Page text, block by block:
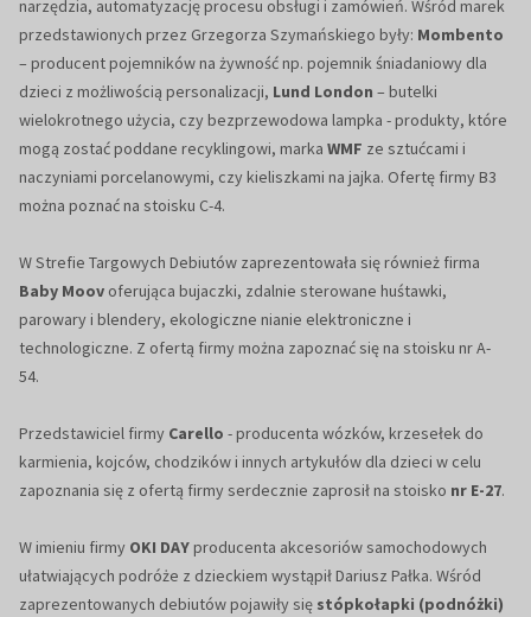
narzędzia, automatyzację procesu obsługi i zamówień. Wśród marek
przedstawionych przez Grzegorza Szymańskiego były: Mombento
– producent pojemników na żywność np. pojemnik śniadaniowy dla
dzieci z możliwością personalizacji, Lund London – butelki
wielokrotnego użycia, czy bezprzewodowa lampka - produkty, które
mogą zostać poddane recyklingowi, marka WMF ze sztućcami i
naczyniami porcelanowymi, czy kieliszkami na jajka. Ofertę firmy B3
można poznać na stoisku C-4.
W Strefie Targowych Debiutów zaprezentowała się również firma
Baby Moov oferująca bujaczki, zdalnie sterowane huśtawki,
parowary i blendery, ekologiczne nianie elektroniczne i
technologiczne. Z ofertą firmy można zapoznać się na stoisku nr A-
54.
Przedstawiciel firmy Carello - producenta wózków, krzesełek do
karmienia, kojców, chodzików i innych artykułów dla dzieci w celu
zapoznania się z ofertą firmy serdecznie zaprosił na stoisko nr E-27.
W imieniu firmy OKI DAYproducenta akcesoriów samochodowych
ułatwiających podróże z dzieckiem wystąpił Dariusz Pałka. Wśród
zaprezentowanych debiutów pojawiły się stópkołapki (podnóżki)